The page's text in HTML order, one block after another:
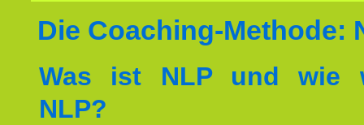
Die Coaching-Methode:
Was ist NLP und wie
NLP?